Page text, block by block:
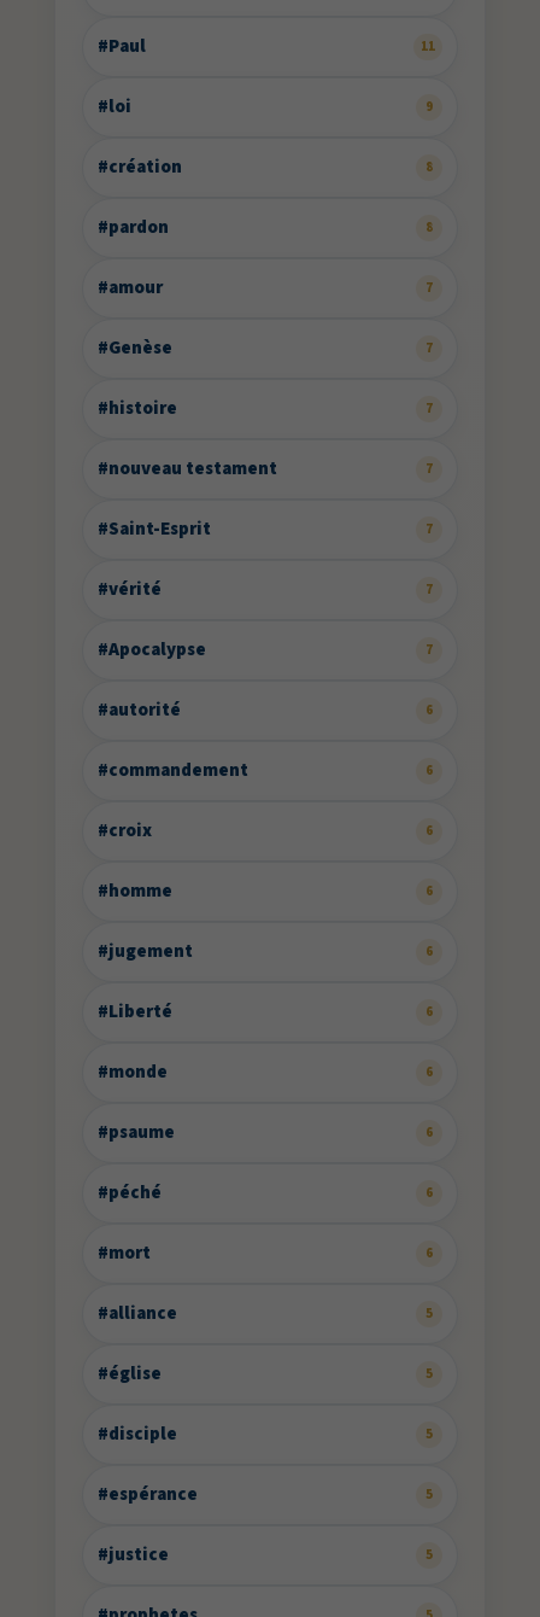
#Paul 11
#loi 9
#création 8
#pardon 8
#amour 7
#Genèse 7
#histoire 7
#nouveau testament 7
#Saint-Esprit 7
#vérité 7
#Apocalypse 7
#autorité 6
#commandement 6
#croix 6
#homme 6
#jugement 6
#Liberté 6
#monde 6
#psaume 6
#péché 6
#mort 6
#alliance 5
#église 5
#disciple 5
#espérance 5
#justice 5